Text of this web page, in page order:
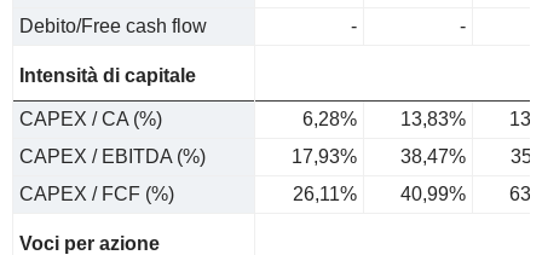
Debito/Free cash flow - -
Intensità di capitale
CAPEX / CA (%) 6,28% 13,83%
CAPEX / EBITDA (%)
17,93% 38,47%
CAPEX / FCF (%)
26,11% 40,99%
Voci per azione